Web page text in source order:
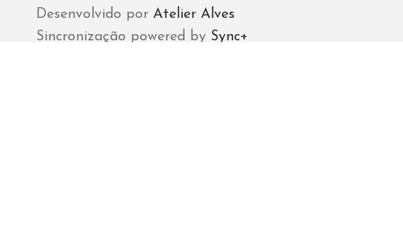
Desenvolvido por Atelier Alves
Sincronização powered by Sync+